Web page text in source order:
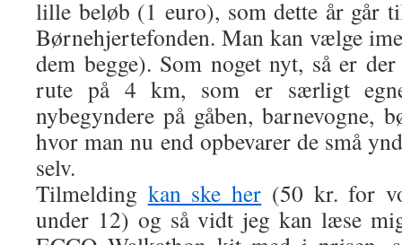
lille beløb (1 euro), som dette år går
Børnehjertefonden. Man kan vælge
dem begge). Som noget nyt, så er
rute på 4 km, som er særligt
nybegyndere på gåben, barnevogne,
hvor man nu end opbevarer de små
selv.
Tilmelding kan ske her (50 kr. for
under 12) og så vidt jeg kan læse